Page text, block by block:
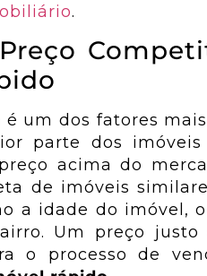
.
é um dos fatores
parte dos
acima do
de imóveis
a idade do imóvel,
Um preço
o processo de